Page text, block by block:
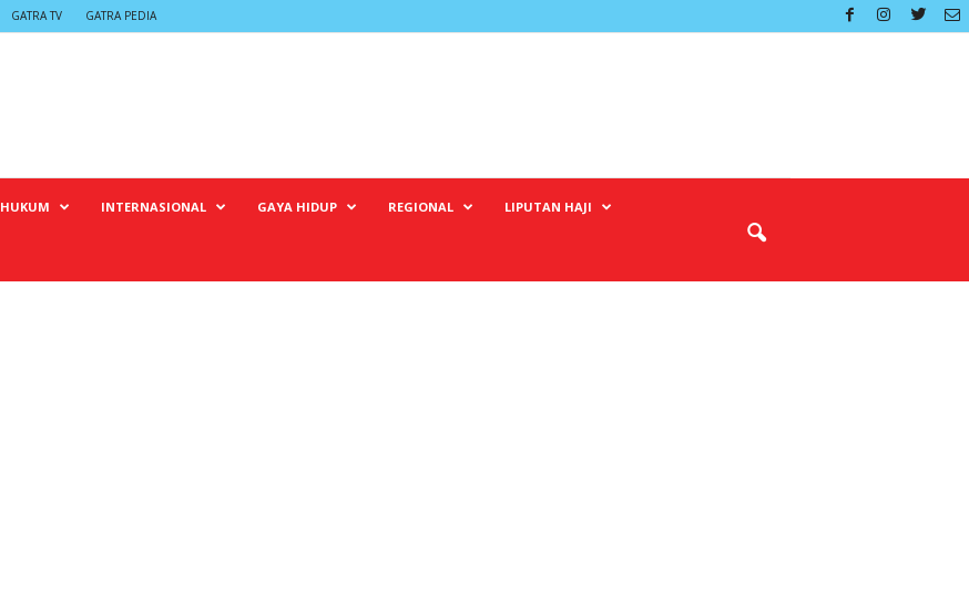
GATRA TV GATRA PEDIA
HUKUM INTERNASIONAL GAYA HIDUP REGIONAL LIPUTAN HAJI